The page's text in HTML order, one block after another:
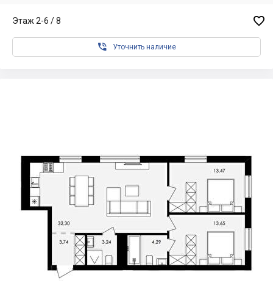
Этаж 2-6 / 8 
 Уточнить наличие